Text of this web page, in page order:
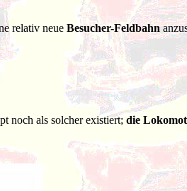
relativ neue Besucher-Feldbahn
noch als solcher existiert; die